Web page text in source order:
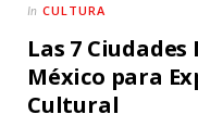
In CULTURA
Las 7
México para
Cultural